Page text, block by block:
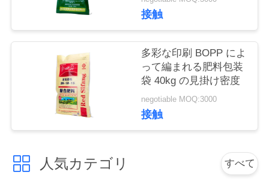
積
地
図
接触
多彩な印刷 BOPP によ
って編まれる肥料包装
袋 40kg の見掛け密度
negotiable MOQ:3000
接触
人気カテゴリ すべて